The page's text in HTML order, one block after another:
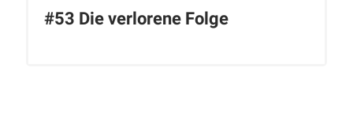
#53 Die verlorene Folge